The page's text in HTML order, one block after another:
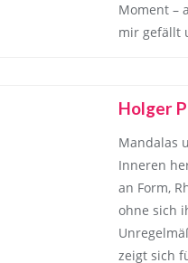
Moment –
mir gefällt
Holger
Mandalas
Inneren
an Form,
ohne sich
zeigt sich